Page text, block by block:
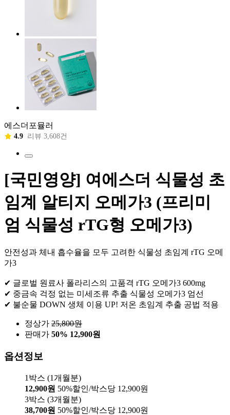
에스더포뮬러
4.9 리뷰 3,608건
[국민영양] 여에스더 식물성 초
임계 알티지 오메가3 (프리미
엄 식물성 rTG형 오메가3)
안전성과 체내 흡수율을 모두 고려한 식물성 초임계 rTG 오메
가3
✔ 글로벌 원료사 폴라리스의 고품격 rTG 오메가3 600mg
✔ 중금속 걱정 없는 미세조류 추출 식물성 오메가3 엄선
✔ 불순물 DOWN 생체 이용 UP! 저온 초임계 추출 공법 적용
정상가 25,800원
판매가 50% 12,900원
옵션정보
1박스 (1개월분)
12,900원 50%할인/박스당 12,900원
3박스 (3개월분)
38,700원 50%할인/박스당 12,900원